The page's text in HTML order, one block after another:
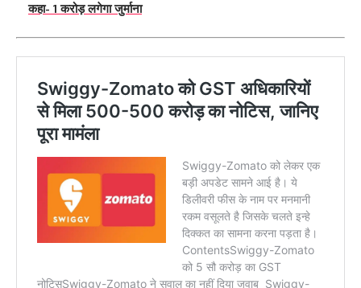
कहा- 1 करोड़ लगेगा जुर्माना